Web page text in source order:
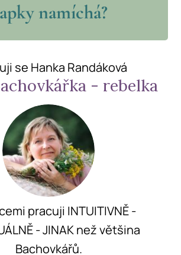
namíchá?
se Hanka Randáková
- rebelka
pracuji INTUITIVNĚ -
- JINAK než většina
Bachovkářů.